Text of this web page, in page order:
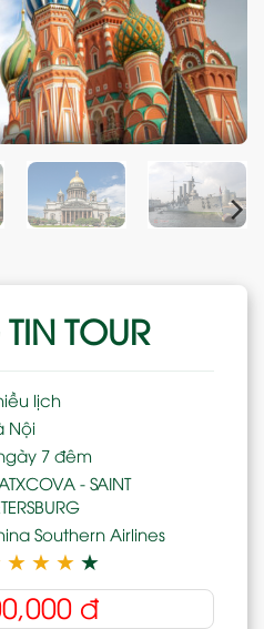
TOUR
lịch
Nội
7 đêm
- SAINT
Southern Airlines
★ ★ ★ ★
đ